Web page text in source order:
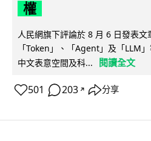
權
人民網旗下評論於 8 月 6 日發表文
「Token」、「Agent」及「LLM
中文表意空間及科...
閱讀全文
501 203 ↗ 分享